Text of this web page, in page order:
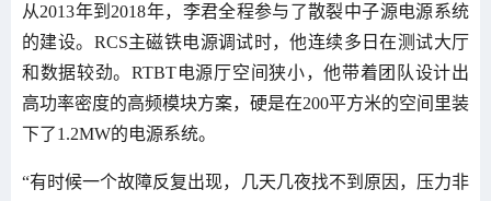
从2013年到2018年，李君全程参与了散裂中子源电源系统
的建设。RCS主磁铁电源调试时，他连续多日在测试大厅
和数据较劲。RTBT电源厅空间狭小，他带着团队设计出
高功率密度的高频模块方案，硬是在200平方米的空间里装
下了1.2MW的电源系统。
“有时候一个故障反复出现，几天几夜找不到原因，压力非